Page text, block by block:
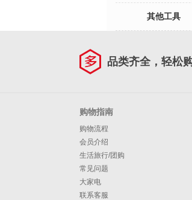
其他工具
品类齐全，轻松
购物指南
购物流程
会员介绍
生活旅行/团购
常见问题
大家电
联系客服